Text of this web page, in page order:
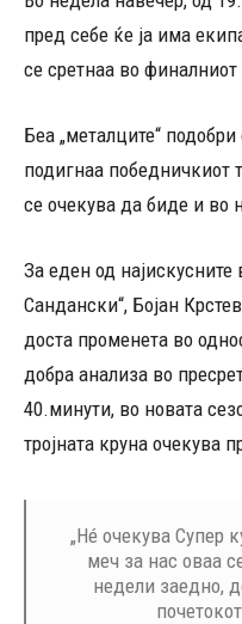
пред себе ќе ја има
се сретнаа во
Беа „металците“
подигнаа победничкиот
се очекува да биде и во
За еден од најискусните
Сандански“, Бојан
доста променета во
добра анализа во
40.минути, во новата
тројната круна очекува
„Нé очекува Супер
меч за нас оваа
недели заедно,